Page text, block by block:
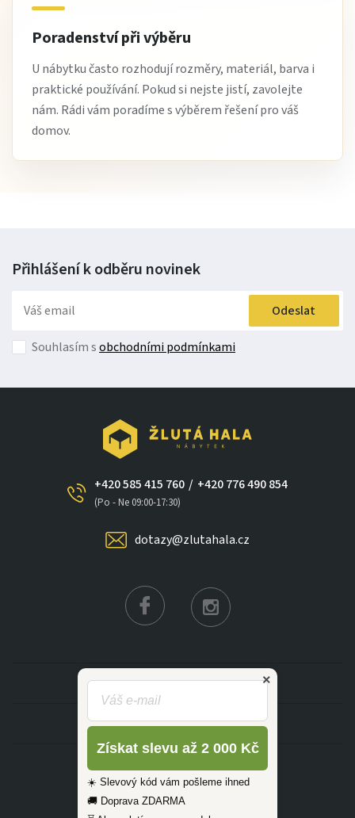
Poradenství při výběru
U nábytku často rozhodují rozměry, materiál, barva i
praktické používání. Pokud si nejste jistí, zavolejte
nám. Rádi vám poradíme s výběrem řešení pro váš
domov.
Přihlášení k odběru novinek
Odeslat
Souhlasím sobchodními podmínkami
+420 585 415 760
(Po - Ne 09:00-17:30)
/ +420 776 490 854
dotazy@zlutahala.cz
KATEGORIE
INFORMACE
Získat slevu až 2 000 Kč
☀️ Slevový kód vám pošleme ihned
🚚 Doprava ZDARMA